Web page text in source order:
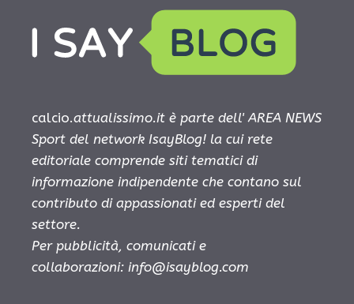
calcio.attualissimo.it è parte dell' AREA NEWS
Sport del network IsayBlog! la cui rete
editoriale comprende siti tematici di
informazione indipendente che contano sul
contributo di appassionati ed esperti del
settore.
Per pubblicità, comunicati e
collaborazioni: info@isayblog.com